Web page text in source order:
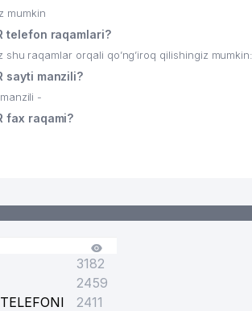
mumkin
telefon raqamlari?
shu raqamlar orqali qo’ng’iroq qilishingiz
sayti manzili?
manzili -
fax raqami?
3182
2459
2411